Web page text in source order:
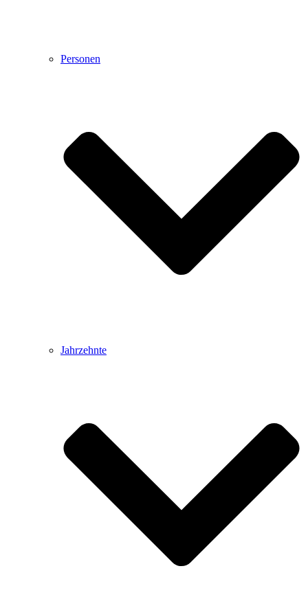
Personen
Jahrzehnte